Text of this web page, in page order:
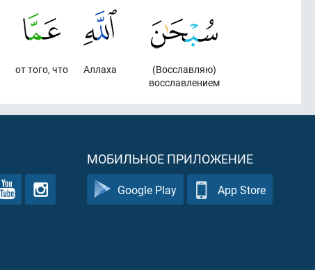
(Восславляю)
восславлением
Аллаха
от того, что
МОБИЛЬНОЕ ПРИЛОЖЕНИЕ
Google Play App Store